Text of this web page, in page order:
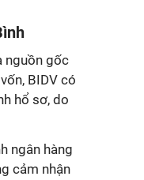
nguồn gốc
BIDV có
hổ sơ, do
ngân hàng
cảm nhận